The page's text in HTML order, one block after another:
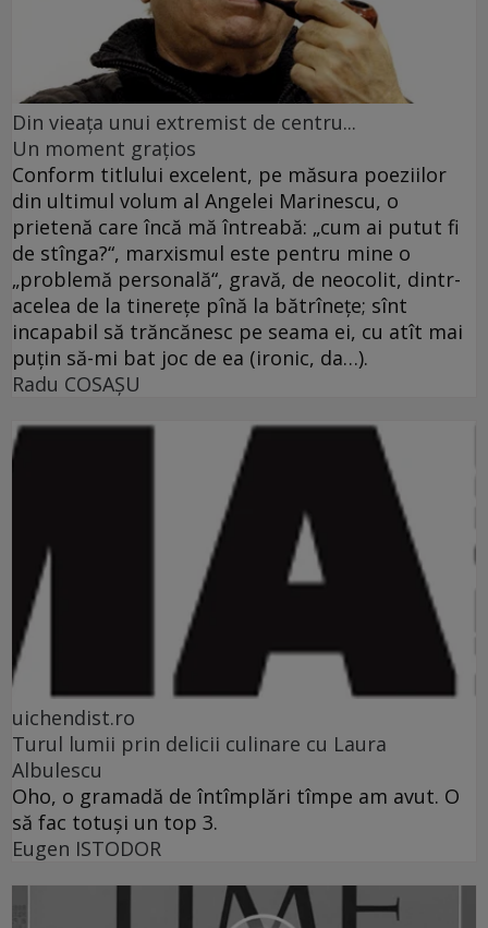
Din vieaţa unui extremist de centru...
Un moment graţios
Conform titlului excelent, pe măsura poeziilor
din ultimul volum al Angelei Marinescu, o
prietenă care încă mă întreabă: „cum ai putut fi
de stînga?“, marxismul este pentru mine o
„problemă personală“, gravă, de neocolit, dintr-
acelea de la tinereţe pînă la bătrîneţe; sînt
incapabil să trăncănesc pe seama ei, cu atît mai
puţin să-mi bat joc de ea (ironic, da…).
Radu COSAŞU
uichendist.ro
Turul lumii prin delicii culinare cu Laura
Albulescu
Oho, o gramadă de întîmplări tîmpe am avut. O
să fac totuşi un top 3.
Eugen ISTODOR